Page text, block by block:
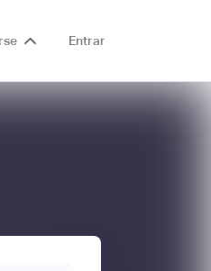
Entrar